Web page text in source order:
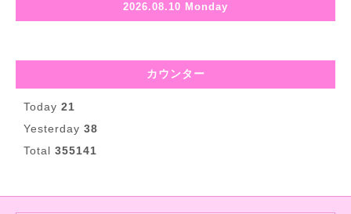
2026.08.10 Monday
カウンター
Today 21
Yesterday 38
Total 355141